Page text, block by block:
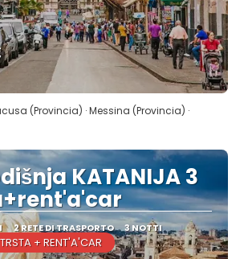
Vedere
(Provincia) · Messina (Provincia) ·
KATANIJA 3
2 RETE DI TRASPORTO 3 NOTTI
+ RENT'A'CAR